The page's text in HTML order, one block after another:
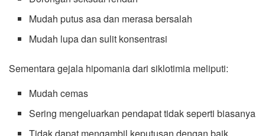
Mudah putus asa dan merasa bersalah
Mudah lupa dan sulit konsentrasi
Sementara gejala hipomania dari siklotimia meliputi:
Mudah cemas
Sering mengeluarkan pendapat tidak seperti biasanya
Tidak dapat mengambil keputusan dengan baik